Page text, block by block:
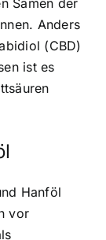
Samen der
Anders
(CBD)
ist es
Hanföl
vor